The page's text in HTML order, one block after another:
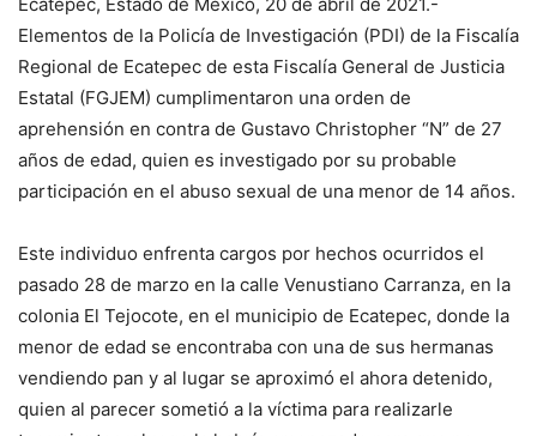
Elementos de la Policía de Investigación (PDI) de la Fiscalía
Regional de Ecatepec de esta Fiscalía General de Justicia
Estatal (FGJEM) cumplimentaron una orden de
aprehensión en contra de Gustavo Christopher “N” de 27
años de edad, quien es investigado por su probable
participación en el abuso sexual de una menor de 14 años.
Este individuo enfrenta cargos por hechos ocurridos el
pasado 28 de marzo en la calle Venustiano Carranza, en la
colonia El Tejocote, en el municipio de Ecatepec, donde la
menor de edad se encontraba con una de sus hermanas
vendiendo pan y al lugar se aproximó el ahora detenido,
quien al parecer sometió a la víctima para realizarle